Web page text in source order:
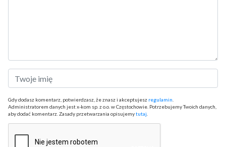
Gdy dodasz komentarz, potwierdzasz, że znasz i akceptujesz regulamin
Administratorem danych jest x-kom sp. z o.o. w Częstochowie. Potrzebujemy Twoich danych,
aby dodać komentarz. Zasady przetwarzania opisujemytutaj